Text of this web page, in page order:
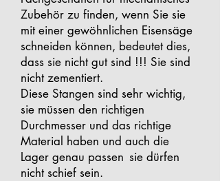
Zubehör zu finden, wenn Sie sie
mit einer gewöhnlichen Eisensäge
schneiden können, bedeutet dies,
dass sie nicht gut sind !!! Sie sind
nicht zementiert.
Diese Stangen sind sehr wichtig,
sie müssen den richtigen
Durchmesser und das richtige
Material haben und auch die
Lager genau passen sie dürfen
nicht schief sein.